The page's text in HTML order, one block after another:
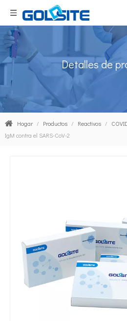
Detalles de
Hogar / Productos / Reactivos /
IgM contra el SARS-CoV-2